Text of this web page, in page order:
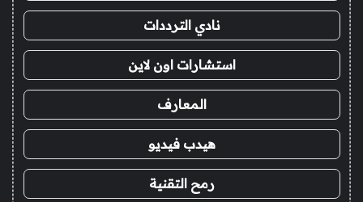
نادي الترددات
استشارات اون لاين
المعارف
هيدب فيديو
رمح التقنية